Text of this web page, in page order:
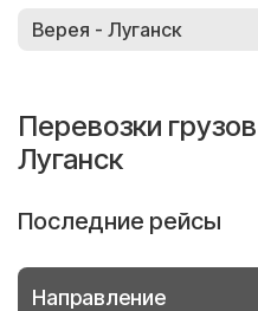
Верея - Луганск
Перевозки
Луганск
Последние рейсы
Направление